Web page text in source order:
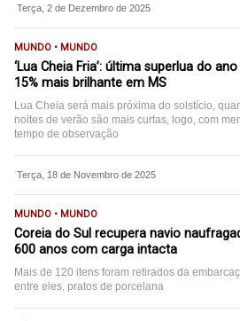
Terça, 2 de Dezembro de 2025
MUNDO • MUNDO
‘Lua Cheia Fria’: última superlua do
15% mais brilhante em MS
Lua Cheia será mais próxima do solstício,
noites de verão são mais curtas, logo, com
tempo de observação
Terça, 18 de Novembro de 2025
MUNDO • MUNDO
Coreia do Sul recupera navio
600 anos com carga intacta
Mais de 120 itens foram retirados da
entre eles, pratos de porcelana